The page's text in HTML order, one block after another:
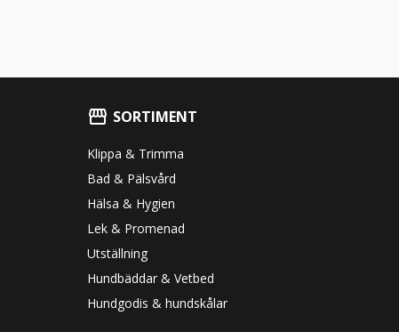
SORTIMENT
Klippa & Trimma
Bad & Pälsvård
Hälsa & Hygien
Lek & Promenad
Utställning
Hundbäddar & Vetbed
Hundgodis & hundskålar